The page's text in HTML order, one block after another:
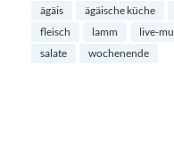
ägäis ägäische küche
fleisch
lamm live-
salate
wochenende